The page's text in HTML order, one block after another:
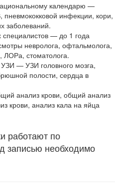
календарю —
пневмококковой инфекции, кори,
заболеваний.
специалистов — до 1 года
невролога, офтальмолога,
ЛОРа, стоматолога.
— УЗИ головного мозга,
полости, сердца в
анализ крови, общий анализ
крови, анализ кала на яйца
работают по
необходимо